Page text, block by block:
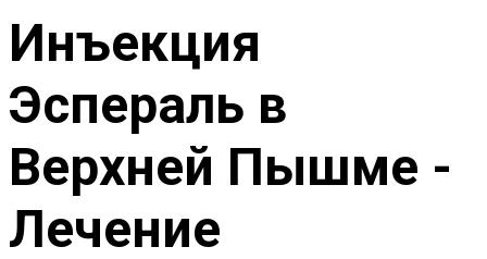
Инъекция
Эспераль в
Верхней Пышме -
Лечение